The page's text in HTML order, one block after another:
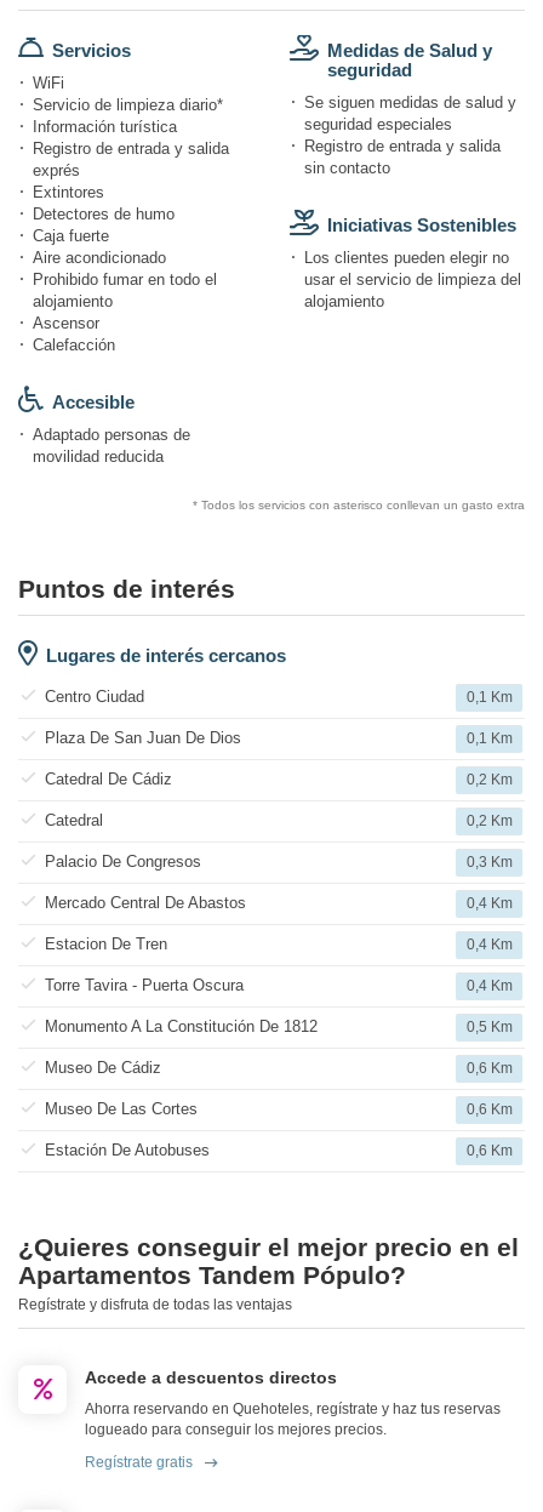
Servicios
WiFi
Servicio de limpieza diario*
Información turística
Registro de entrada y salida
exprés
Extintores
Detectores de humo
Caja fuerte
Aire acondicionado
Prohibido fumar en todo el
alojamiento
Ascensor
Calefacción
Accesible
Adaptado personas de
movilidad reducida
Medidas de Salud y
seguridad
Se siguen medidas de salud y
seguridad especiales
Registro de entrada y salida
sin contacto
Iniciativas Sostenibles
Los clientes pueden elegir no
usar el servicio de limpieza del
alojamiento
* Todos los servicios con asterisco conllevan un gasto extra
Puntos de interés
Lugares de interés cercanos
Centro Ciudad 0,1 Km
Plaza De San Juan De Dios 0,1 Km
Catedral De Cádiz 0,2 Km
Catedral 0,2 Km
Palacio De Congresos 0,3 Km
Mercado Central De Abastos 0,4 Km
Estacion De Tren 0,4 Km
Torre Tavira - Puerta Oscura 0,4 Km
Monumento A La Constitución De 1812 0,5 Km
Museo De Cádiz 0,6 Km
Museo De Las Cortes 0,6 Km
Estación De Autobuses 0,6 Km
¿Quieres conseguir el mejor precio en el
Apartamentos Tandem Pópulo?
Regístrate y disfruta de todas las ventajas
Accede a descuentos directos
Ahorra reservando en Quehoteles, regístrate y haz tus reservas
logueado para conseguir los mejores precios.
Regístrate gratis